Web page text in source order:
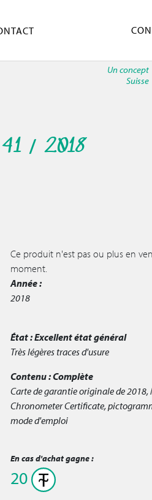
Un concept
Suisse
41 / 2018
Ce produit n'est pas ou plus en
moment.
Année :
2018
État :Excellent état général
Très légères traces d'usure
Contenu :Complète
Carte de garantie originale de 2018,
Chronometer Certificate,
mode d'emploi
En cas d'achat gagne :
20